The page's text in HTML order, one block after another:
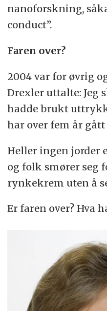
nanoforskning,
conduct”.
Faren over?
2004 var for øvrig
Drexler uttalte: Jeg
hadde brukt
har over fem år gått
Heller ingen jorder
og folk smører seg
rynkekrem uten å
Er faren over? Hva